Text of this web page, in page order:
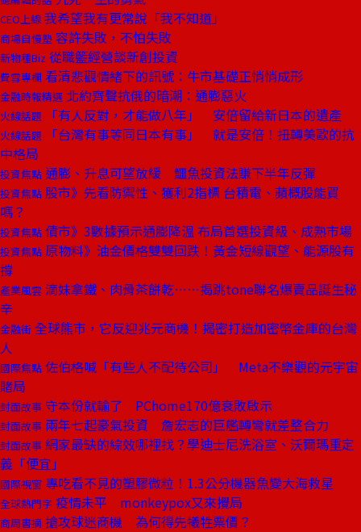
CEO上線 我希望我有更常說「我不知道」
商場自慢塾 容許失敗，不怕失敗
新物種Biz 從職籃經營談新創投資
費雪專欄 看清悲觀情緒下的訊號：牛市基礎正悄悄成形
金融時報精選 北約齊聲抗俄的暗潮：通膨惡火
火線話題 「有人反對，才能做八年」 安倍留給新日本的遺產
火線話題
「台灣有事等同日本有事」 就是安倍！扭轉美歐的抗
中格局
投資焦點 通膨、升息可望放緩 鱷魚投資法賺下半年反彈
投資焦點 股市》先看防禦性、獲利2指標 台積電、蘋概股能買
嗎？
投資焦點 債市》3數據預示通膨降溫 布局首選投資級、成熟市場
投資焦點 原物料》油金價格雙雙回跌！黃金短線觀望、能源股有
撐
產業風雲 滴妹拿鐵、肉骨茶餅乾⋯⋯揭跳tone聯名爆賣品誕生秘
辛
金融街 全球熊市，它反迎兆元商機！揭密打造加密幣金庫的台灣
人
國際焦點 佐伯格喊「有些人不配待公司」 Meta不樂觀的元宇宙
賭局
封面故事 守本份就輸了 PChome170億衰敗啟示
封面故事 兩年七起豪氣投資 詹宏志的巨艦轉彎就差整合力
封面故事 網家最缺的綜效哪裡找？學迪士尼洗浴室、沃爾瑪重定
義「便宜」
國際視窗 專吃看不見的塑膠微粒！1.3公分機器魚變大海救星
全球熱門字 疫情未平 monkeypox又來攪局
商周書摘 搶攻球迷商機 為何得先犧牲票價？